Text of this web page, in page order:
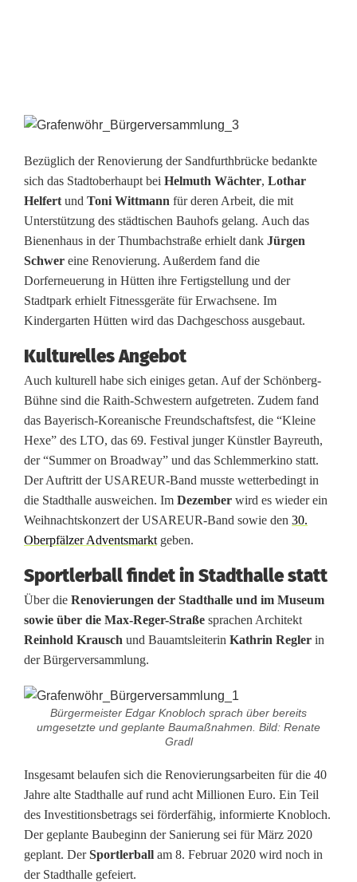
Bezüglich der Renovierung der Sandfurthbrücke bedankte
sich das Stadtoberhaupt bei Helmuth Wächter, Lothar
Helfert und Toni Wittmann für deren Arbeit, die mit
Unterstützung des städtischen Bauhofs gelang. Auch das
Bienenhaus in der Thumbachstraße erhielt dank Jürgen
Schwer eine Renovierung. Außerdem fand die
Dorferneuerung in Hütten ihre Fertigstellung und der
Stadtpark erhielt Fitnessgeräte für Erwachsene. Im
Kindergarten Hütten wird das Dachgeschoss ausgebaut.
Kulturelles Angebot
Auch kulturell habe sich einiges getan. Auf der Schönberg-
Bühne sind die Raith-Schwestern aufgetreten. Zudem fand
das Bayerisch-Koreanische Freundschaftsfest, die “Kleine
Hexe” des LTO, das 69. Festival junger Künstler Bayreuth,
der “Summer on Broadway” und das Schlemmerkino statt.
Der Auftritt der USAREUR-Band musste wetterbedingt in
die Stadthalle ausweichen. Im Dezember wird es wieder ein
Weihnachtskonzert der USAREUR-Band sowie den 30.
Oberpfälzer Adventsmarkt geben.
Sportlerball findet in Stadthalle statt
Über die Renovierungen der Stadthalle und im Museum
sowie über die Max-Reger-Straße sprachen Architekt
Reinhold Krausch und Bauamtsleiterin Kathrin Regler in
der Bürgerversammlung.
Bürgermeister Edgar Knobloch sprach über bereits
umgesetzte und geplante Baumaßnahmen. Bild: Renate
Gradl
Insgesamt belaufen sich die Renovierungsarbeiten für die 40
Jahre alte Stadthalle auf rund acht Millionen Euro. Ein Teil
des Investitionsbetrags sei förderfähig, informierte Knobloch.
Der geplante Baubeginn der Sanierung sei für März 2020
geplant. DerSportlerball am 8. Februar 2020 wird noch in
der Stadthalle gefeiert.